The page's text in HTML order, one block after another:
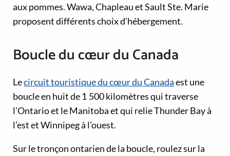
aux pommes. Wawa, Chapleau et Sault Ste. Marie
proposent différents choix d’hébergement.
Boucle du cœur du Canada
Lecircuit touristique du cœur du Canadaest une
boucle en huit de 1 500 kilomètres qui traverse
l’Ontario et le Manitoba et qui relie Thunder Bay à
l’est et Winnipeg à l’ouest.
Sur le tronçon ontarien de la boucle, roulez sur la